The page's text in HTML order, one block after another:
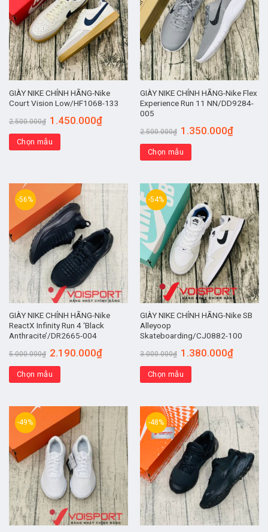
GIÀY NIKE CHÍNH HÃNG-Nike
Court Vision Low/HF1068-133
2.500.000₫ 1.450.000₫
Chọn mẫu
GIÀY NIKE CHÍNH HÃNG-Nike Flex
Experience Run 11 NN/DD9284-
005
2.500.000₫ 1.350.000₫
Chọn mẫu
-56%
GIÀY NIKE CHÍNH HÃNG-Nike
ReactX Infinity Run 4 ‘Black
Anthracite’/DR2665-004
5.000.000₫ 2.190.000₫
Chọn mẫu
-54%
GIÀY NIKE CHÍNH HÃNG-Nike SB
Alleyoop
Skateboarding/CJ0882-100
3.000.000₫ 1.380.000₫
Chọn mẫu
-49% -48%